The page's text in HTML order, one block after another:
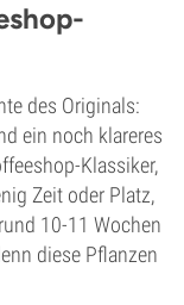
des Originals:
ein noch klareres
Klassiker,
Zeit oder Platz,
10-11 Wochen
diese Pflanzen